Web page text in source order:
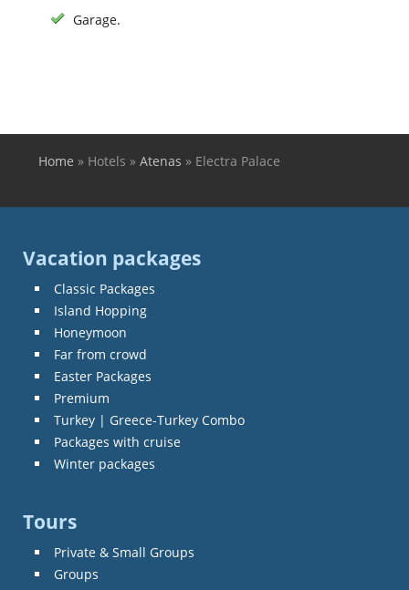
Garage.
You are here
Home » Hotels » Atenas » Electra Palace
Vacation packages
Classic Packages
Island Hopping
Honeymoon
Far from crowd
Easter Packages
Premium
Turkey | Greece-Turkey Combo
Packages with cruise
Winter packages
Tours
Private & Small Groups
Groups